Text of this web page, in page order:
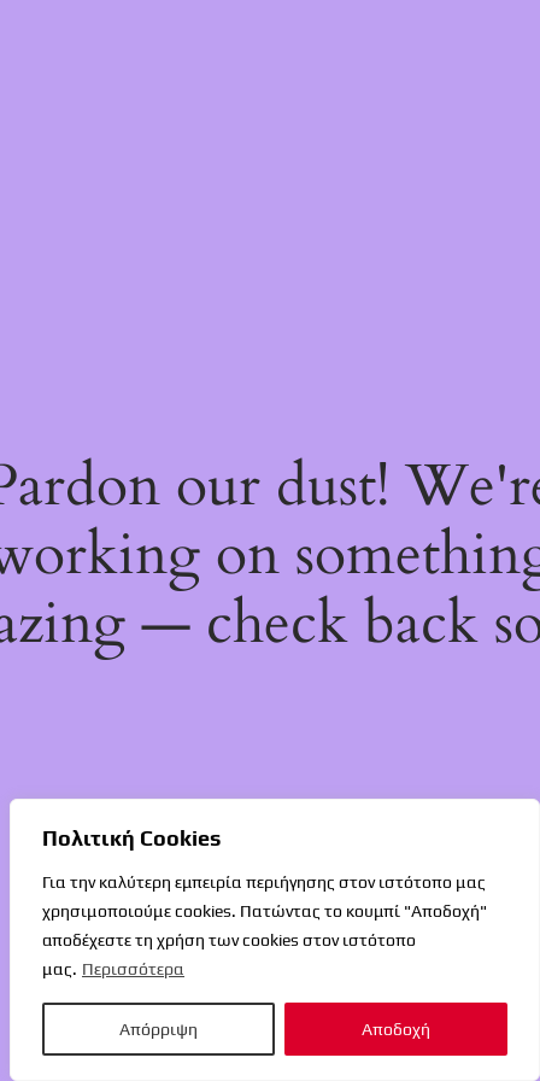
Πολιτική Cookies
Για την καλύτερη εμπειρία περιήγησης στον ιστότοπο μας
χρησιμοποιούμε cookies. Πατώντας το κουμπί "Αποδοχή"
αποδέχεστε τη χρήση των cookies στον ιστότοπο
μας. Περισσότερα
Απόρριψη Αποδοχή
our dust!
on
— check back